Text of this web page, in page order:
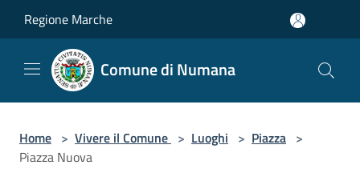
Regione Marche
Comune di Numana
Home > Vivere il Comune > Luoghi > Piazza >
Piazza Nuova